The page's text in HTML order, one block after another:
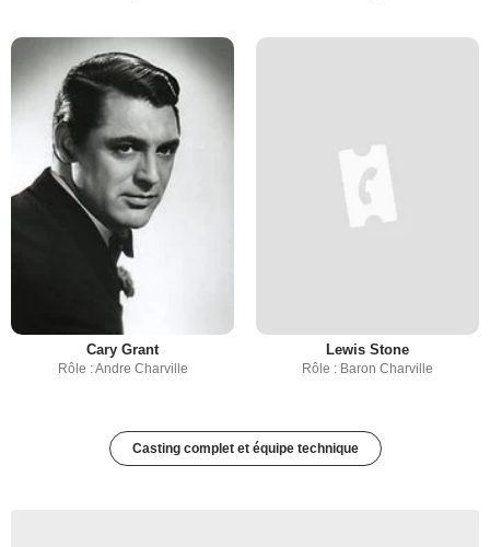
Cary Grant
Rôle : Andre Charville
Lewis Stone
Rôle : Baron Charville
Casting complet et équipe technique